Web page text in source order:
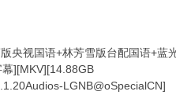
央视国语+林芳雪版台配国语+
][MKV][14.88GB
LGNB@oSpecialCN]